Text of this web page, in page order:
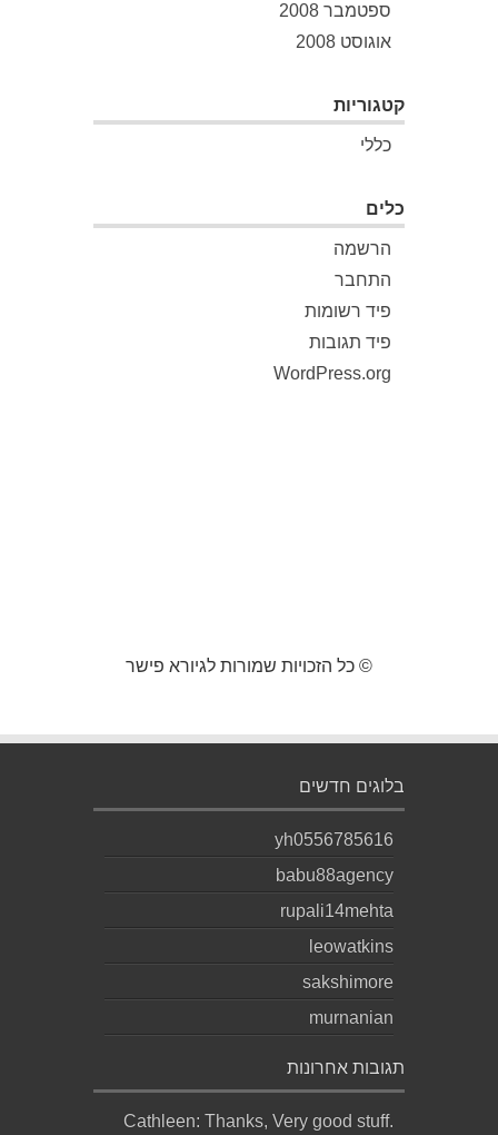
ספטמבר 2008
אוגוסט 2008
קטגוריות
כללי
כלים
הרשמה
התחבר
פיד רשומות
פיד תגובות
WordPress.org
© כל הזכויות שמורות לגיורא פישר
בלוגים חדשים
yh0556785616
babu88agency
rupali14mehta
leowatkins
sakshimore
murnanian
תגובות אחרונות
Cathleen: Thanks, Very good stuff.